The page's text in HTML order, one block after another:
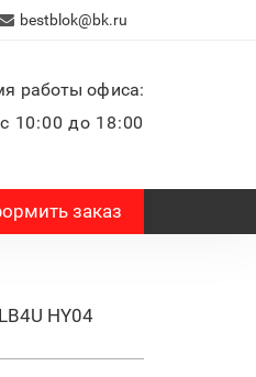
bestblok@bk.ru
работы офиса:
10:00 до 18:00
заказ
HY04